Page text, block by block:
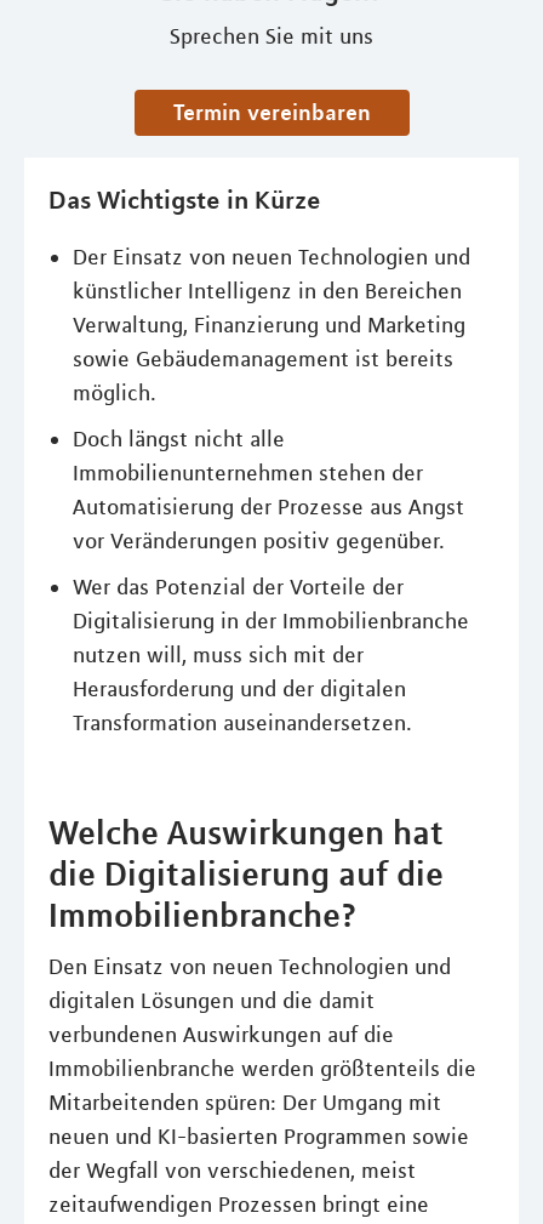
Sprechen Sie mit uns
Termin vereinbaren
Das Wichtigste in Kürze
Der Einsatz von neuen Technologien und
künstlicher Intelligenz in den Bereichen
Verwaltung, Finanzierung und Marketing
sowie Gebäudemanagement ist bereits
möglich.
Doch längst nicht alle
Immobilienunternehmen stehen der
Automatisierung der Prozesse aus Angst
vor Veränderungen positiv gegenüber.
Wer das Potenzial der Vorteile der
Digitalisierung in der Immobilienbranche
nutzen will, muss sich mit der
Herausforderung und der digitalen
Transformation auseinandersetzen.
Welche Auswirkungen hat
die Digitalisierung auf die
Immobilienbranche?
Den Einsatz von neuen Technologien und
digitalen Lösungen und die damit
verbundenen Auswirkungen auf die
Immobilienbranche werden größtenteils die
Mitarbeitenden spüren: Der Umgang mit
neuen und KI-basierten Programmen sowie
der Wegfall von verschiedenen, meist
zeitaufwendigen Prozessen bringt eine